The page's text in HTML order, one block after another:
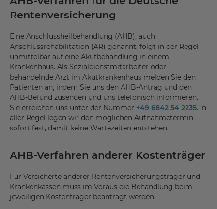
Rentenversicherung
Eine Anschlussheilbehandlung (AHB), auch
Anschlussrehabilitation (AR) genannt, folgt in der Regel
unmittelbar auf eine Akutbehandlung in einem
Krankenhaus. Als Sozialdienstmitarbeiter oder
behandelnde Arzt im Akutkrankenhaus melden Sie den
Patienten an, indem Sie uns den AHB-Antrag und den
AHB-Befund zusenden und uns telefonisch informieren.
Sie erreichen uns unter der Nummer +49 6842 54 2235. In
aller Regel legen wir den möglichen Aufnahmetermin
sofort fest, damit keine Wartezeiten entstehen.
AHB-Verfahren anderer Kostenträger
Für Versicherte anderer Rentenversicherungsträger und
Krankenkassen muss im Voraus die Behandlung beim
jeweiligen Kostenträger beantragt werden.